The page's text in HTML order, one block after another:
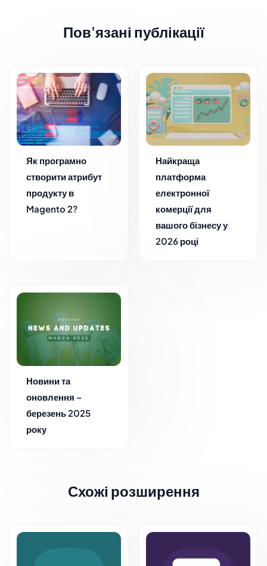
Пов'язані публікації
Як програмно
створити атрибут
продукту в
Magento 2?
Найкраща
платформа
електронної
комерції для
вашого бізнесу у
2026 році
Новини та
оновлення –
березень 2025
року
Схожі розширення